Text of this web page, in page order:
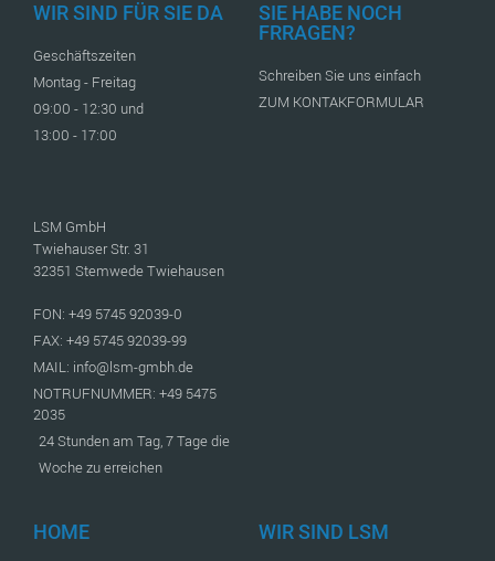
WIR SIND FÜR SIE DA
Geschäftszeiten
Montag - Freitag
09:00 - 12:30 und
13:00 - 17:00
LSM GmbH
Twiehauser Str. 31
32351 Stemwede Twiehausen
FON: +49 5745 92039-0
FAX: +49 5745 92039-99
MAIL: info@lsm-gmbh.de
NOTRUFNUMMER: +49 5475
2035
24 Stunden am Tag, 7 Tage die
Woche zu erreichen
SIE HABE NOCH
FRRAGEN?
Schreiben Sie uns einfach
ZUM KONTAKFORMULAR
HOME
WIR SIND LSM